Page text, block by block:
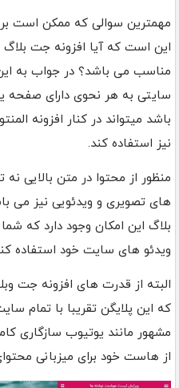
مهمترین سوالی که ممکن است
این است که آیا افزونه جت بلاگ
مناسب می باشد؟ در جواب به
سایتی به هر نحوی دارای
نیز استفاده کند.
منظور از محتوا در متن بالایی
های تصویری و ویدئویی نیز می
بلاگ این امکان وجود دارد که
ویدئو های سایت خود استفاده
البته از قدرت های افزونه جت
که این پلایگن تقریبا با تمام
مشهور مانند یوتیوب سازگاری
از هاست خود برای میزبانی